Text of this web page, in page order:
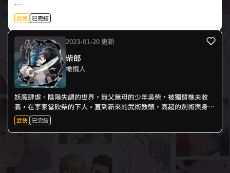
江湖之中，強者才是絕對的真理！
即使心中有再多的理由，不透過刀劍，是無法傳遞給對方的。
兩人的雙眼之中，映著的是不可退讓的決心！
桃花與凌煙之間的殊死鬥誰能勝出？
就由大俠來一探究竟了
武俠 已完結
2023-01-20 更新
柴郎
橄欖人
妖魔肆虐、陰陽失調的世界，無父無母的少年吳柴，被獨臂樵夫收
養，在李家當砍柴的下人。直到新來的武術教頭，高超的劍術與身
手，吸引了吳柴的目光。
新來的教頭、跋扈的少爺、溫柔的小姐，吳柴本來平靜的生活，將掀
起怎樣的風波呢？
熱血武俠漫畫《柴郎》，拳拳到肉的戰鬥，為你打開武術的新世界。
※本作品獲111年文化部獎勵創作
武俠 已完結